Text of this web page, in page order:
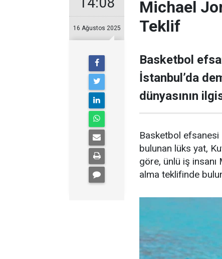
16 Ağustos 2025
Michael
Teklif
Basketbol
İstanbul’da
dünyasının
Basketbol efsanesi
bulunan lüks yat,
göre, ünlü iş insanı
alma teklifinde